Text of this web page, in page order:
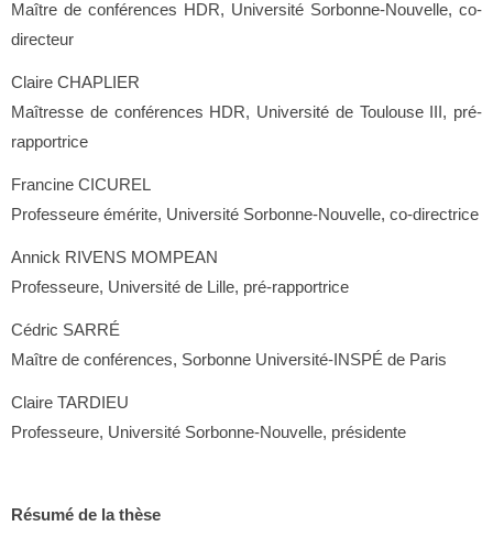
Maître de conférences HDR, Université Sorbonne-Nouvelle, co-
directeur
Claire CHAPLIER
Maîtresse de conférences HDR, Université de Toulouse III, pré-
rapportrice
Francine CICUREL
Professeure émérite, Université Sorbonne-Nouvelle, co-directrice
Annick RIVENS MOMPEAN
Professeure, Université de Lille, pré-rapportrice
Cédric SARRÉ
Maître de conférences, Sorbonne Université-INSPÉ de Paris
Claire TARDIEU
Professeure, Université Sorbonne-Nouvelle, présidente
Résumé de la thèse